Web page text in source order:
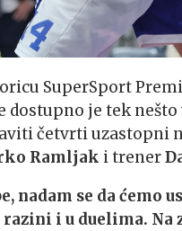
SuperSport
je tek nešto
četvrti uzastopni
Ramljak i trener
nadam se da
i u duelima.